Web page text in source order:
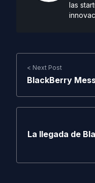
las
< Next Post
BlackBerry
La llegada de